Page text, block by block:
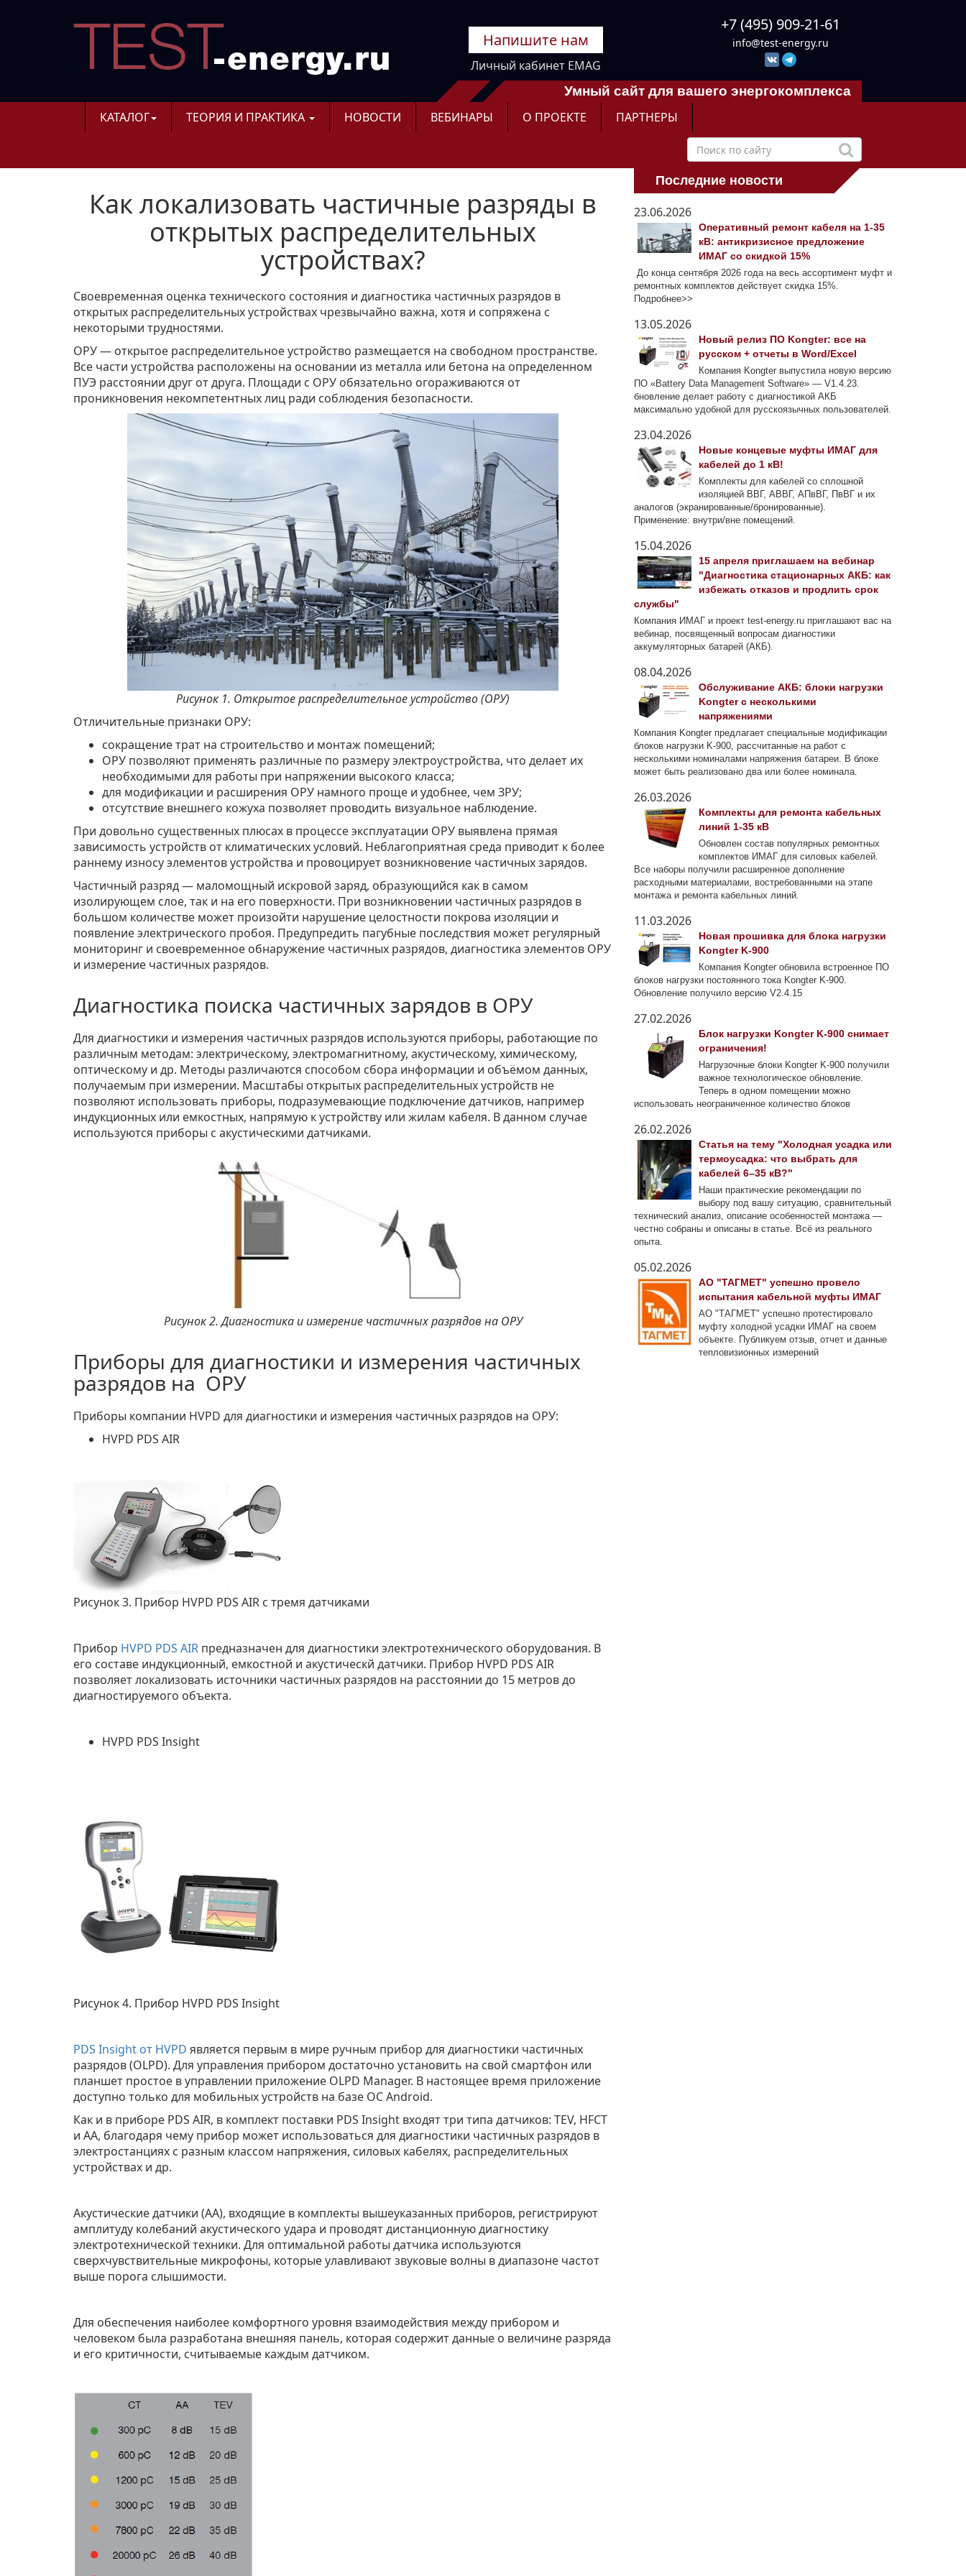
Напишите нам
Личный кабинет EMAG
+7 (495) 909-21-61
info@test-energy.ru
Умный сайт для вашего энергокомплекса
КАТАЛОГ ТЕОРИЯ И ПРАКТИКА НОВОСТИ ВЕБИНАРЫ О ПРОЕКТЕ ПАРТНЕРЫ
Как локализовать частичные разряды в
открытых распределительных
устройствах?
Своевременная оценка технического состояния и диагностика частичных разрядов в
открытых распределительных устройствах чрезвычайно важна, хотя и сопряжена с
некоторыми трудностями.
ОРУ — открытое распределительное устройство размещается на свободном пространстве.
Все части устройства расположены на основании из металла или бетона на определенном
ПУЭ расстоянии друг от друга. Площади с ОРУ обязательно огораживаются от
проникновения некомпетентных лиц ради соблюдения безопасности.
Рисунок 1. Открытое распределительное устройство (ОРУ)
Отличительные признаки ОРУ:
сокращение трат на строительство и монтаж помещений;
ОРУ позволяют применять различные по размеру электроустройства, что делает их
необходимыми для работы при напряжении высокого класса;
для модификации и расширения ОРУ намного проще и удобнее, чем ЗРУ;
отсутствие внешнего кожуха позволяет проводить визуальное наблюдение.
При довольно существенных плюсах в процессе эксплуатации ОРУ выявлена прямая
зависимость устройств от климатических условий. Неблагоприятная среда приводит к более
раннему износу элементов устройства и провоцирует возникновение частичных зарядов.
Частичный разряд — маломощный искровой заряд, образующийся как в самом
изолирующем слое, так и на его поверхности. При возникновении частичных разрядов в
большом количестве может произойти нарушение целостности покрова изоляции и
появление электрического пробоя. Предупредить пагубные последствия может регулярный
мониторинг и своевременное обнаружение частичных разрядов, диагностика элементов ОРУ
и измерение частичных разрядов.
Диагностика поиска частичных зарядов в ОРУ
Для диагностики и измерения частичных разрядов используются приборы, работающие по
различным методам: электрическому, электромагнитному, акустическому, химическому,
оптическому и др. Методы различаются способом сбора информации и объёмом данных,
получаемым при измерении. Масштабы открытых распределительных устройств не
позволяют использовать приборы, подразумевающие подключение датчиков, например
индукционных или емкостных, напрямую к устройству или жилам кабеля. В данном случае
используются приборы с акустическими датчиками.
Рисунок 2. Диагностика и измерение частичных разрядов на ОРУ
Приборы для диагностики и измерения частичных
разрядов на ОРУ
Приборы компании HVPD для диагностики и измерения частичных разрядов на ОРУ:
HVPD PDS AIR
Рисунок 3. Прибор HVPD PDS AIR с тремя датчиками
Прибор HVPD PDS AIR предназначен для диагностики электротехнического оборудования. В
его составе индукционный, емкостной и акустическй датчики. Прибор HVPD PDS AIR
позволяет локализовать источники частичных разрядов на расстоянии до 15 метров до
диагностируемого объекта.
HVPD PDS Insight
Рисунок 4. Прибор HVPD PDS Insight
PDS Insight от HVPD является первым в мире ручным прибор для диагностики частичных
разрядов (OLPD). Для управления прибором достаточно установить на свой смартфон или
планшет простое в управлении приложение OLPD Manager. В настоящее время приложение
доступно только для мобильных устройств на базе ОС Android.
Как и в приборе PDS AIR, в комплект поставки PDS Insight входят три типа датчиков: TEV, HFCT
и AA, благодаря чему прибор может использоваться для диагностики частичных разрядов в
электростанциях с разным классом напряжения, силовых кабелях, распределительных
устройствах и др.
Акустические датчики (AA), входящие в комплекты вышеуказанных приборов, регистрируют
амплитуду колебаний акустического удара и проводят дистанционную диагностику
электротехнической техники. Для оптимальной работы датчика используются
сверхчувствительные микрофоны, которые улавливают звуковые волны в диапазоне частот
выше порога слышимости.
Для обеспечения наиболее комфортного уровня взаимодействия между прибором и
человеком была разработана внешняя панель, которая содержит данные о величине разряда
и его критичности, считываемые каждым датчиком.
Последние новости
23.06.2026
Оперативный ремонт кабеля на 1-35
кВ: антикризисное предложение
ИМАГ со скидкой 15%
До конца сентября 2026 года на весь ассортимент муфт и
ремонтных комплектов действует скидка 15%.
Подробнее>>
13.05.2026
Новый релиз ПО Kongter: все на
русском + отчеты в Word/Excel
Компания Kongter выпустила новую версию
ПО «Battery Data Management Software» — V1.4.23.
бновление делает работу с диагностикой АКБ
максимально удобной для русскоязычных пользователей.
23.04.2026
Новые концевые муфты ИМАГ для
кабелей до 1 кВ!
Комплекты для кабелей со сплошной
изоляцией ВВГ, АВВГ, АПвВГ, ПвВГ и их
аналогов (экранированные/бронированные).
Применение: внутри/вне помещений.
15.04.2026
15 апреля приглашаем на вебинар
"Диагностика стационарных АКБ: как
избежать отказов и продлить срок
службы"
Компания ИМАГ и проект test-energy.ru приглашают вас на
вебинар, посвященный вопросам диагностики
аккумуляторных батарей (АКБ).
08.04.2026
Обслуживание АКБ: блоки нагрузки
Kongter с несколькими
напряжениями
Компания Kongter предлагает специальные модификации
блоков нагрузки K-900, рассчитанные на работ с
несколькими номиналами напряжения батареи. В блоке
может быть реализовано два или более номинала.
26.03.2026
Комплекты для ремонта кабельных
линий 1-35 кВ
Обновлен состав популярных ремонтных
комплектов ИМАГ для силовых кабелей.
Все наборы получили расширенное дополнение
расходными материалами, востребованными на этапе
монтажа и ремонта кабельных линий.
11.03.2026
Новая прошивка для блока нагрузки
Kongter K-900
Компания Kongter обновила встроенное ПО
блоков нагрузки постоянного тока Kongter K-900.
Обновление получило версию V2.4.15
27.02.2026
Блок нагрузки Kongter K-900 снимает
ограничения!
Нагрузочные блоки Kongter K-900 получили
важное технологическое обновление.
Теперь в одном помещении можно
использовать неограниченное количество блоков
26.02.2026
Статья на тему "Холодная усадка или
термоусадка: что выбрать для
кабелей 6–35 кВ?"
Наши практические рекомендации по
выбору под вашу ситуацию, сравнительный
технический анализ, описание особенностей монтажа —
честно собраны и описаны в статье. Всё из реального
опыта.
05.02.2026
АО "ТАГМЕТ" успешно провело
испытания кабельной муфты ИМАГ
АО "ТАГМЕТ" успешно протестировало
муфту холодной усадки ИМАГ на своем
объекте. Публикуем отзыв, отчет и данные
тепловизионных измерений